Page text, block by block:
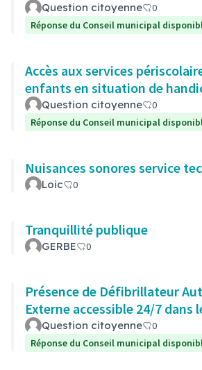
Question citoyenne
0
Réponse du Conseil municipal
Accès aux services
enfants en situation de
Question citoyenne
0
Réponse du Conseil municipal
Nuisances sonores service
Loic 0
Tranquillité publique
GERBE 0
Présence de Défibrillateur
Externe accessible 24/7 dans
Question citoyenne
0
Réponse du Conseil municipal